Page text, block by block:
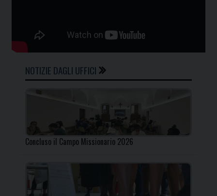
NOTIZIE DAGLI UFFICI
Concluso il Campo Missionario 2026